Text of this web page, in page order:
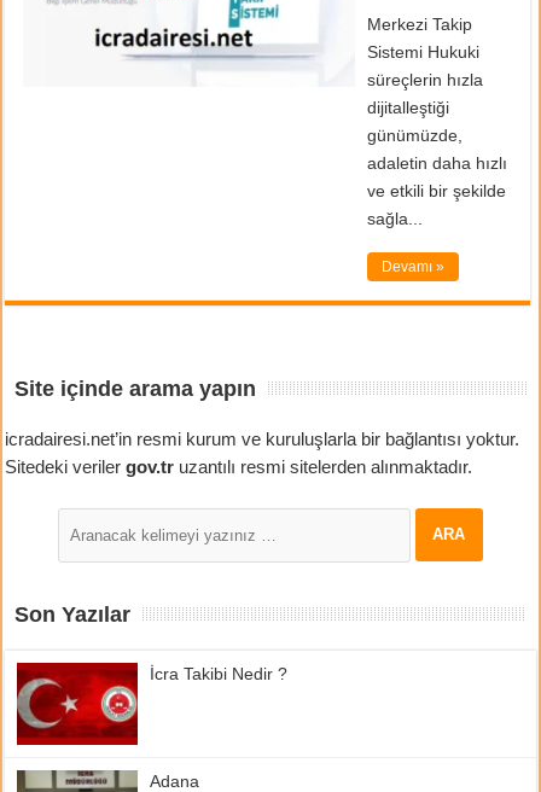
Merkezi Takip
Sistemi Hukuki
süreçlerin hızla
dijitalleştiği
günümüzde,
adaletin daha hızlı
ve etkili bir şekilde
sağla...
Devamı »
Site içinde arama yapın
icradairesi.net’in resmi kurum ve kuruluşlarla bir bağlantısı yoktur.
Sitedeki verilergov.tr uzantılı resmi sitelerden alınmaktadır.
Son Yazılar
İcra Takibi Nedir ?
Adana